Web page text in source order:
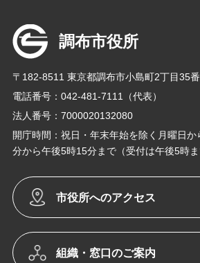
調布市役所
〒182-8511 東京都調布市小島町2丁目35
電話番号：042-481-7111（代表）
法人番号：7000020132080
開庁時間：祝日・年末年始を除く月曜日
分から午後5時15分まで（受付は午後5時ま
市役所へのアクセス
組織・窓口のご案内